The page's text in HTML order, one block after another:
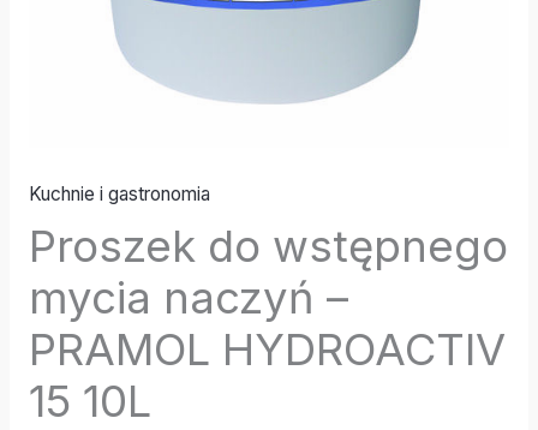
Kuchnie i gastronomia
Proszek do wstępnego
mycia naczyń –
PRAMOL HYDROACTIV
15 10L